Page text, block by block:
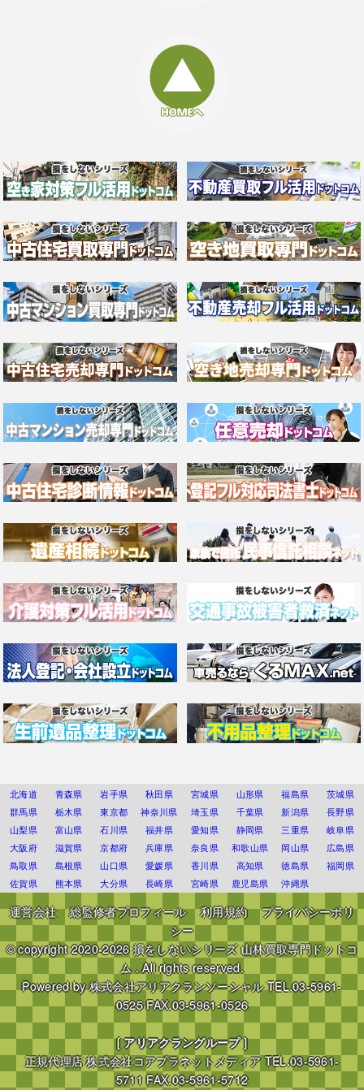
北海道 青森県 岩手県 秋田県 宮城県 山形県 福島県
茨城県
群馬県
栃木県 東京都 神奈川県 埼玉県 千葉県 新潟県
長野県
山梨県
富山県 石川県 福井県 愛知県 静岡県 三重県
岐阜県
大阪府
滋賀県 京都府 兵庫県 奈良県 和歌山県 岡山県
広島県
鳥取県
島根県 山口県 愛媛県 香川県 高知県 徳島県
福岡県
佐賀県
熊本県 大分県 長崎県 宮崎県 鹿児島県 沖縄県
運営会社 総監修者プロフィール 利用規約
プライバシーポリ
シー
© copyright 2020-2026損をしないシリーズ 山林買取専門ドットコ
ム . All rights reserved.
Powered by株式会社アリアクランソーシャルTEL.03-5961-
0525 FAX.03-5961-0526
[アリアクラングループ]
正規代理店株式会社コアプラネットメディアTEL.03-5961-
5711 FAX.03-5961-5712